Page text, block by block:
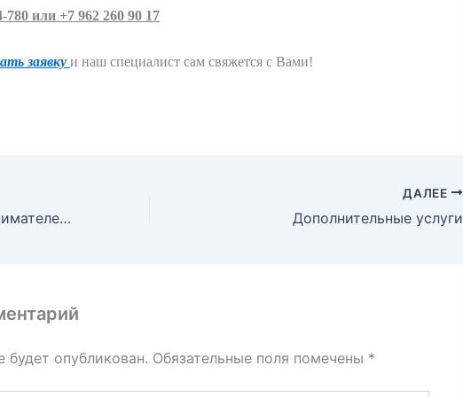
780 или +7 962 260 90 17
заявку и наш специалист сам свяжется с Вами!
Хотите стать предпринимателем?
ДАЛЕЕ
Дополнительные услуги
будет опубликован. Обязательные поля помечены *